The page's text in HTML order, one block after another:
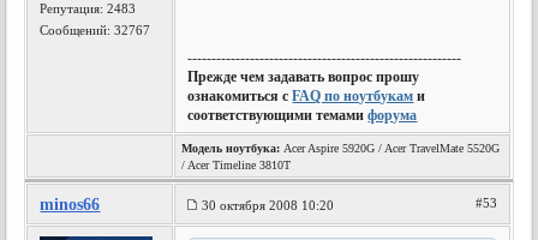
Репутация:2483
Сообщений: 32767
---------------------------------------------------------
Прежде чем задавать вопрос прошу
ознакомиться сFAQ по ноутбукам и
соответствующими темамифорума
Модель ноутбука: Acer Aspire 5920G / Acer TravelMate 5520G
/ Acer Timeline 3810T
minos66 30 октября 2008 10:20 #53